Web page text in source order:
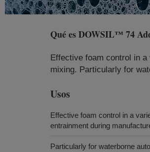
Qué esDOWSIL™ 74
Effective foam control in
mixing. Particularly for
Usos
Effective foam control in a
entrainment during
Particularly for waterborne